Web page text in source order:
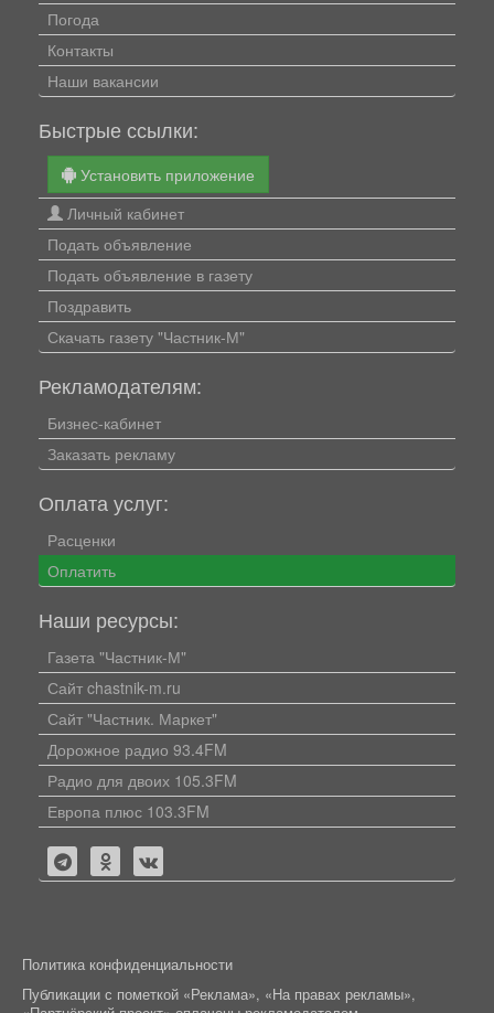
Погода
Контакты
Наши вакансии
Быстрые ссылки:
Установить приложение
Личный кабинет
Подать объявление
Подать объявление в газету
Поздравить
Скачать газету "Частник-М"
Рекламодателям:
Бизнес-кабинет
Заказать рекламу
Оплата услуг:
Расценки
Оплатить
Наши ресурсы:
Газета "Частник-М"
Сайт chastnik-m.ru
Сайт "Частник. Маркет"
Дорожное радио 93.4FM
Радио для двоих 105.3FM
Европа плюс 103.3FM
Политика конфиденциальности
Публикации с пометкой «Реклама», «На правах рекламы»,